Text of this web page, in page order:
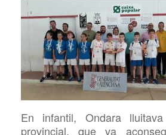
En infantil, Ondara
provincial, que va